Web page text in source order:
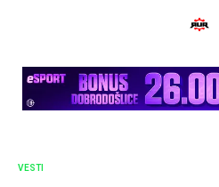
VESTI